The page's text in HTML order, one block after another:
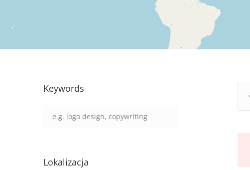
Keywords
Lokalizacja